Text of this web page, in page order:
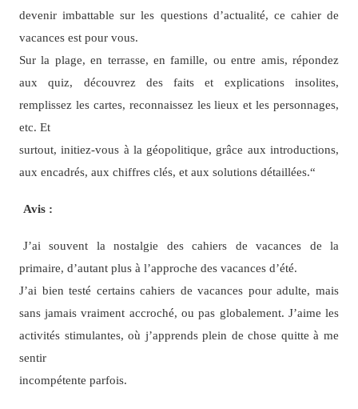
devenir imbattable sur les questions d’actualité, ce cahier de
vacances est pour vous.
Sur la plage, en terrasse, en famille, ou entre amis, répondez
aux quiz, découvrez des faits et explications insolites,
remplissez les cartes, reconnaissez les lieux et les personnages,
etc. Et
surtout, initiez-vous à la géopolitique, grâce aux introductions,
aux encadrés, aux chiffres clés, et aux solutions détaillées.“
Avis :
J’ai souvent la nostalgie des cahiers de vacances de la
primaire, d’autant plus à l’approche des vacances d’été.
J’ai bien testé certains cahiers de vacances pour adulte, mais
sans jamais vraiment accroché, ou pas globalement. J’aime les
activités stimulantes, où j’apprends plein de chose quitte à me
sentir
incompétente parfois.